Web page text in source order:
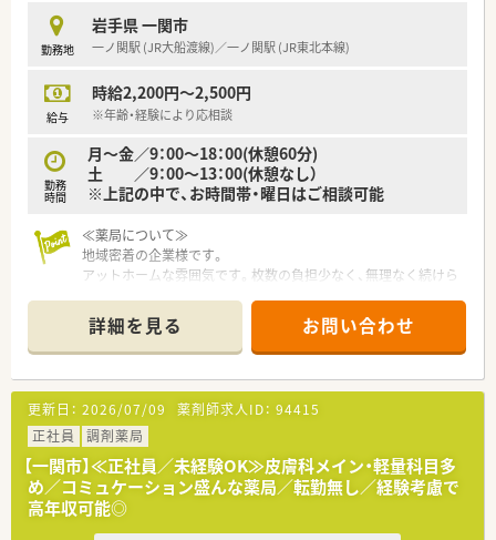
勤務地
岩手県 一関市
一ノ関駅 (JR大船渡線)／一ノ関駅 (JR東北本線)
給与
時給2,200円～2,500円
※年齢・経験により応相談
勤務
時間
月～金／9：00～18：00(休憩60分)
土 ／9：00～13：00(休憩なし）
※上記の中で、お時間帯・曜日はご相談可能
≪薬局について≫
地域密着の企業様です。
アットホームな雰囲気です。枚数の負担少なく、無理なく続けら
詳細を見る お問い合わせ
更新日： 2026/07/09 薬剤師求人ID： 94415
正社員
調剤薬局
【一関市】≪正社員／未経験OK≫皮膚科メイン・軽量科目多
め／コミュケーション盛んな薬局／転勤無し／経験考慮で
高年収可能◎